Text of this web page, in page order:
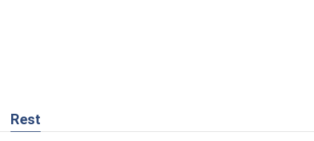
Rest